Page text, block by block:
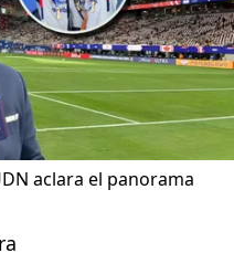
aclara el panorama